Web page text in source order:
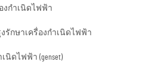
งกำเนิดไฟฟ้า
รักษาเครื่องกำเนิดไฟฟ้า
นิดไฟฟ้า (genset)